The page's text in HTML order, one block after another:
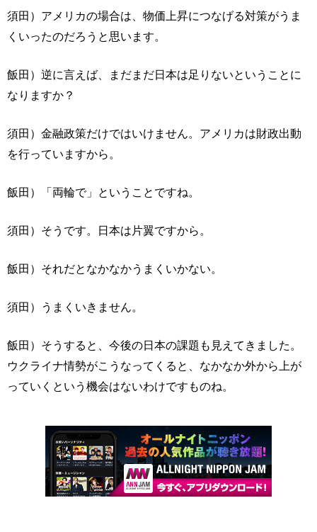
須田）アメリカの場合は、物価上昇につなげる対策がうま
くいったのだろうと思います。
飯田）逆に言えば、まだまだ日本は足りないということに
なりますか？
須田）金融政策だけではいけません。アメリカは財政出動
を行っていますから。
飯田）「両輪で」ということですね。
須田）そうです。日本は片翼ですから。
飯田）それだとなかなかうまくいかない。
須田）うまくいきません。
飯田）そうすると、今後の日本の課題も見えてきました。
ウクライナ情勢がこうなってくると、なかなか外から上が
っていくという機会はないわけですものね。